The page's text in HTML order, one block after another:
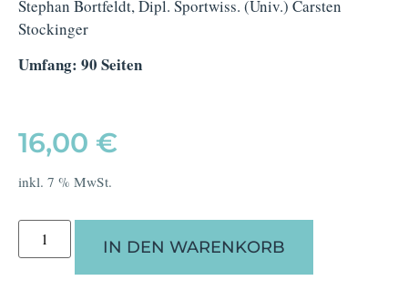
Stephan Bortfeldt, Dipl. Sportwiss. (Univ.) Carsten
Stockinger
Umfang: 90 Seiten
16,00 €
inkl. 7 % MwSt.
IN DEN WARENKORB